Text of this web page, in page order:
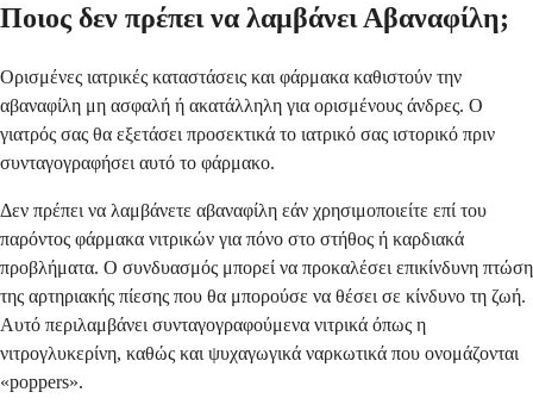
Ποιος δεν πρέπει να λαμβάνει Αβαναφίλη;
Ορισμένες ιατρικές καταστάσεις και φάρμακα καθιστούν την
αβαναφίλη μη ασφαλή ή ακατάλληλη για ορισμένους άνδρες. Ο
γιατρός σας θα εξετάσει προσεκτικά το ιατρικό σας ιστορικό πριν
συνταγογραφήσει αυτό το φάρμακο.
Δεν πρέπει να λαμβάνετε αβαναφίλη εάν χρησιμοποιείτε επί του
παρόντος φάρμακα νιτρικών για πόνο στο στήθος ή καρδιακά
προβλήματα. Ο συνδυασμός μπορεί να προκαλέσει επικίνδυνη πτώση
της αρτηριακής πίεσης που θα μπορούσε να θέσει σε κίνδυνο τη ζωή.
Αυτό περιλαμβάνει συνταγογραφούμενα νιτρικά όπως η
νιτρογλυκερίνη, καθώς και ψυχαγωγικά ναρκωτικά που ονομάζονται
«poppers».